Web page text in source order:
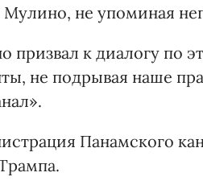
Мулино, не упоминая
призвал к диалогу по
не подрывая наше
Панамского